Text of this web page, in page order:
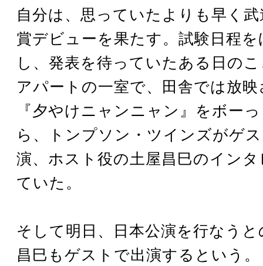
自分は、思っていたよりも早く
賞デビューを果たす。試験日程
し、発表を待っていたある日の
アパートの一室で、田舎では放
『夕やけニャンニャン』をボー
ら、トンプソン・ツインズがゲ
演、ホスト役の土屋昌巳のイン
ていた。
そして明日、日本公演を行なう
昌巳もゲストで出演するという